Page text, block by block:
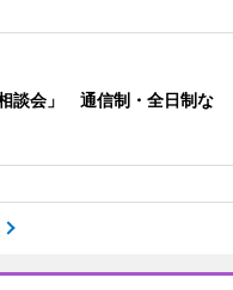
談会」 通信制・全日制な